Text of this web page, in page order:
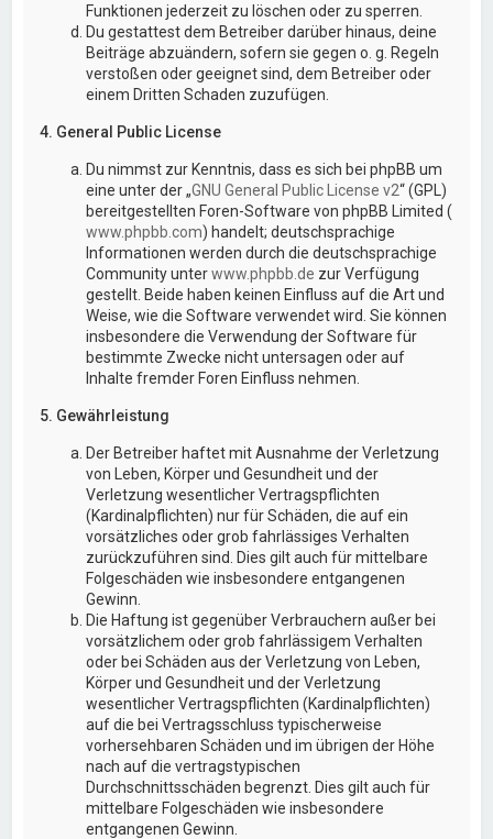
Funktionen jederzeit zu löschen oder zu sperren.
Du gestattest dem Betreiber darüber hinaus, deine
Beiträge abzuändern, sofern sie gegen o. g. Regeln
verstoßen oder geeignet sind, dem Betreiber oder
einem Dritten Schaden zuzufügen.
4. General Public License
Du nimmst zur Kenntnis, dass es sich bei phpBB um
eine unter der „GNU General Public License v2“ (GPL)
bereitgestellten Foren-Software von phpBB Limited (
www.phpbb.com) handelt; deutschsprachige
Informationen werden durch die deutschsprachige
Community unterwww.phpbb.de zur Verfügung
gestellt. Beide haben keinen Einfluss auf die Art und
Weise, wie die Software verwendet wird. Sie können
insbesondere die Verwendung der Software für
bestimmte Zwecke nicht untersagen oder auf
Inhalte fremder Foren Einfluss nehmen.
5. Gewährleistung
Der Betreiber haftet mit Ausnahme der Verletzung
von Leben, Körper und Gesundheit und der
Verletzung wesentlicher Vertragspflichten
(Kardinalpflichten) nur für Schäden, die auf ein
vorsätzliches oder grob fahrlässiges Verhalten
zurückzuführen sind. Dies gilt auch für mittelbare
Folgeschäden wie insbesondere entgangenen
Gewinn.
Die Haftung ist gegenüber Verbrauchern außer bei
vorsätzlichem oder grob fahrlässigem Verhalten
oder bei Schäden aus der Verletzung von Leben,
Körper und Gesundheit und der Verletzung
wesentlicher Vertragspflichten (Kardinalpflichten)
auf die bei Vertragsschluss typischerweise
vorhersehbaren Schäden und im übrigen der Höhe
nach auf die vertragstypischen
Durchschnittsschäden begrenzt. Dies gilt auch für
mittelbare Folgeschäden wie insbesondere
entgangenen Gewinn.